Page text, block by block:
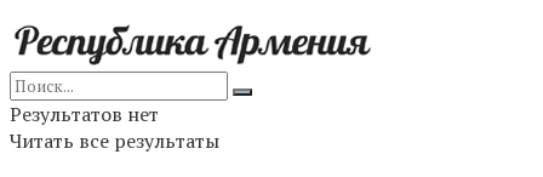
Результатов нет
Читать все результаты